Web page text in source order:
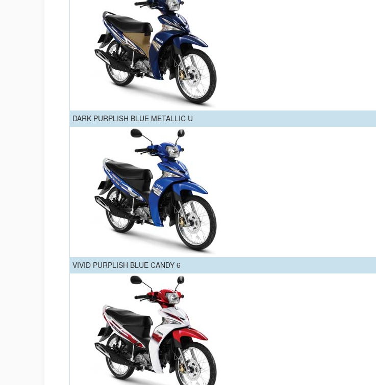
DARK PURPLISH BLUE METALLIC U
VIVID PURPLISH BLUE CANDY 6